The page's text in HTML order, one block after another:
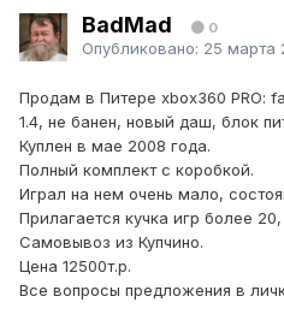
BadMad 0
Опубликовано: 25 марта
Продам в Питере xbox360 PRO:
1.4, не банен, новый даш, блок
Куплен в мае 2008 года.
Полный комплект с коробкой.
Играл на нем очень мало,
Прилагается кучка игр более
Самовывоз из Купчино.
Цена 12500т.р.
Все вопросы предложения в